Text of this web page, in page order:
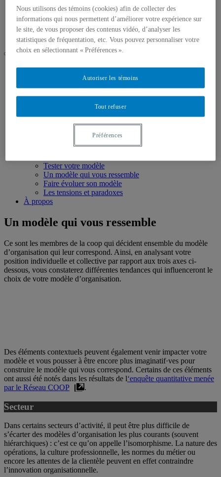
Un modèle qui vous ressemble
Faire évoluer son modèle
Les tensions et paradoxes
À propos
Accueil
La liberté de se gérer
Direction générale
Tester votre modèle
Un modèle qui vous ressemble
Faire évoluer son modèle
Les tensions et paradoxes
À propos
Un modèle qui vous ressemble
Ce sont les membres de la coop qui décident ensemble du modèle
d’organisation qui leur correspond. Ainsi, en analysant votre
position individuelle et collective par rapport aux trois axes ci-
dessous, vous constaterez différentes tendances qui influenceront le
choix de votre modèle d’organisation.
Des éléments contextuels peuvent également venir impacter votre
modèle et vous pousser à être encore plus imaginatif·ves pour
construire le modèle qui vous correspond. Certains de ces éléments
ont aussi été notés dans les résultats de l‘enquête quantitative menée
par le Réseau COOP
.
Secteur
Dans certains secteurs d’activité, il peut être plus difficile de
s’écarter des modèles d’organisation les plus courants (souvent
hiérarchiques) : c’est ce qu’on appelle l’isomorphisme. La nature des
opérations, la culture professionnelle, les normes du métier ou
encore les attentes de la clientèle peuvent en effet contraindre
l’innovation organisationnelle.
Nous utilisons des témoins (cookies) afin de collecter des
informations qui nous permettent d’améliorer votre expérience sur
le site, de vous proposer des contenus vidéo, d’analyser les
statistiques de fréquentation, etc. Vous pouvez personnaliser votre
choix en sélectionnant « Préférences ».
Tout refuser
Autoriser les témoins
Préférences